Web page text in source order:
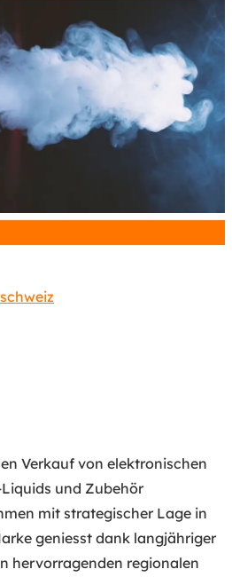
Verkauf von elektronischen
und Zubehör
mit strategischer Lage in
geniesst dank langjähriger
hervorragenden regionalen